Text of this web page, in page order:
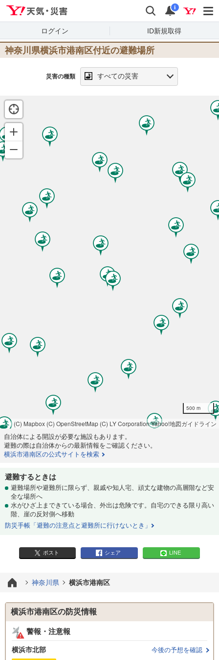
検索 通知
i
ログイン ID新規取得
神奈川県横浜市港南区付近の避難場所
災害の種類 すべての災害
500 m
(C) Mapbox (C) OpenStreetMap (C) LY CorporationYahoo!地図ガイドライン
自治体による開設が必要な施設もあります。
避難の際は自治体からの最新情報をご確認ください。
横浜市港南区の公式サイトを検索
避難するときは
避難場所や避難所に限らず、親戚や知人宅、頑丈な建物の高層階など安
全な場所へ
水がひざ上まできている場合、外出は危険です。自宅のできる限り高い
階、崖の反対側へ移動
防災手帳「避難の注意点と避難所に行けないとき」
ポスト シェア LINE
神奈川県 横浜市港南区
横浜市港南区の防災情報
警報・注意報
横浜市北部
今後の予想を確認